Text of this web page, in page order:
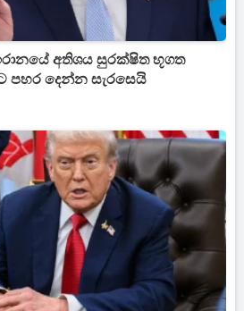
අතිශය සුරක්ෂිත භූගත
පහර දෙන්න සැරසෙයි